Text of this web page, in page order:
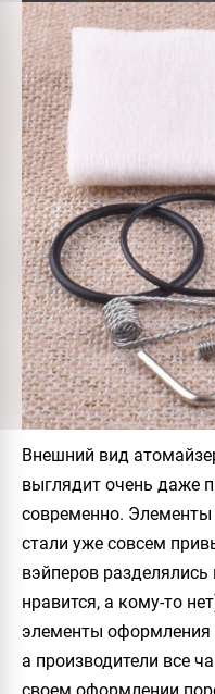
Внешний вид
выглядит очень даже
современно.
стали уже совсем
вэйперов
нравится, а кому-то
элементы оформления
а производители все